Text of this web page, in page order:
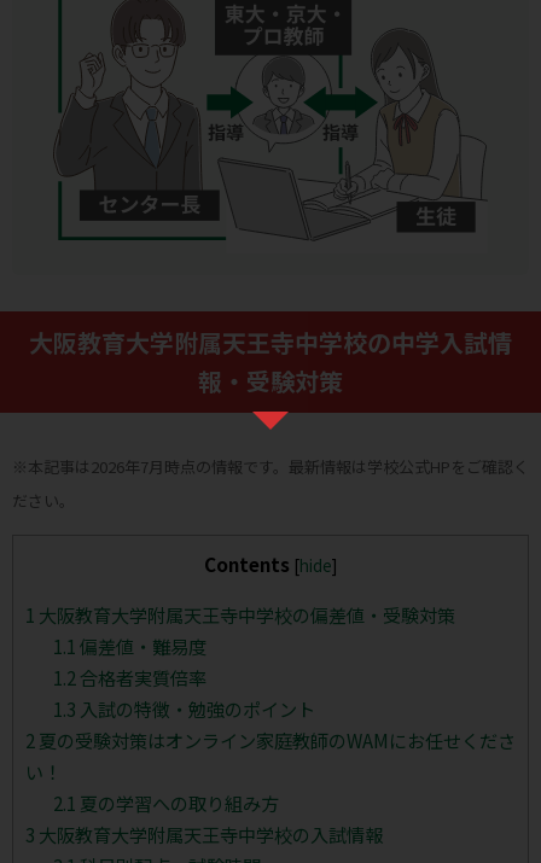
大阪教育大学附属天王寺中学校の中学入試情
報・受験対策
※本記事は2026年7月時点の情報です。最新情報は学校公式HPをご確認く
ださい。
Contents [hide]
1 大阪教育大学附属天王寺中学校の偏差値・受験対策
1.1偏差値・難易度
1.2合格者実質倍率
1.3 入試の特徴・勉強のポイント
2夏の受験対策はオンライン家庭教師のWAMにお任せくださ
い！
2.1 夏の学習への取り組み方
3 大阪教育大学附属天王寺中学校の入試情報